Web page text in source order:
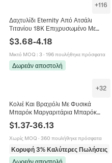
+116
Δαχτυλίδι Eternity Από Ατσάλι
Τιτανίου 18K Επιχρυσωμένο Με
Οβάλ Marquise Ζιργκόν Μόδα
Κοσμήματα Για Γυναίκες
$3.68-4.18
Μικτό MOQ : 3· 196 πουλήθηκε πρόσφατα
Δωρεάν αποστολή
+32
Κολιέ Και Βραχιόλι Με Φυσικά
Μπαρόκ Μαργαριτάρια Μπαρόκ
Κομψά Κοσμήματα
$1.37-36.13
Χωρίς MOQ · 360 πουλήθηκε πρόσφατα
Κορυφή 3% Καλύτερες Πωλήσεις
Δωρεάν αποστολή